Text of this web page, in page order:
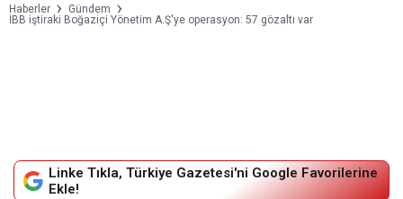
Haberler
Gündem
İBB iştiraki Boğaziçi Yönetim A.Ş'ye operasyon: 57 gözaltı var
Linke Tıkla, Türkiye Gazetesi'ni Google Favorilerine
Ekle!